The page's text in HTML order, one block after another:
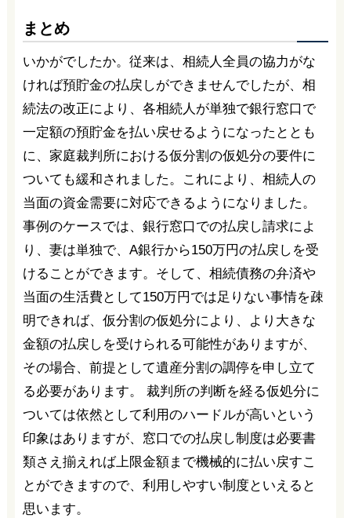
まとめ
いかがでしたか。従来は、相続人全員の協力がな
ければ預貯金の払戻しができませんでしたが、相
続法の改正により、各相続人が単独で銀行窓口で
一定額の預貯金を払い戻せるようになったととも
に、家庭裁判所における仮分割の仮処分の要件に
ついても緩和されました。これにより、相続人の
当面の資金需要に対応できるようになりました。
事例のケースでは、銀行窓口での払戻し請求によ
り、妻は単独で、A銀行から150万円の払戻しを受
けることができます。そして、相続債務の弁済や
当面の生活費として150万円では足りない事情を疎
明できれば、仮分割の仮処分により、より大きな
金額の払戻しを受けられる可能性がありますが、
その場合、前提として遺産分割の調停を申し立て
る必要があります。 裁判所の判断を経る仮処分に
ついては依然として利用のハードルが高いという
印象はありますが、窓口での払戻し制度は必要書
類さえ揃えれば上限金額まで機械的に払い戻すこ
とができますので、利用しやすい制度といえると
思います。